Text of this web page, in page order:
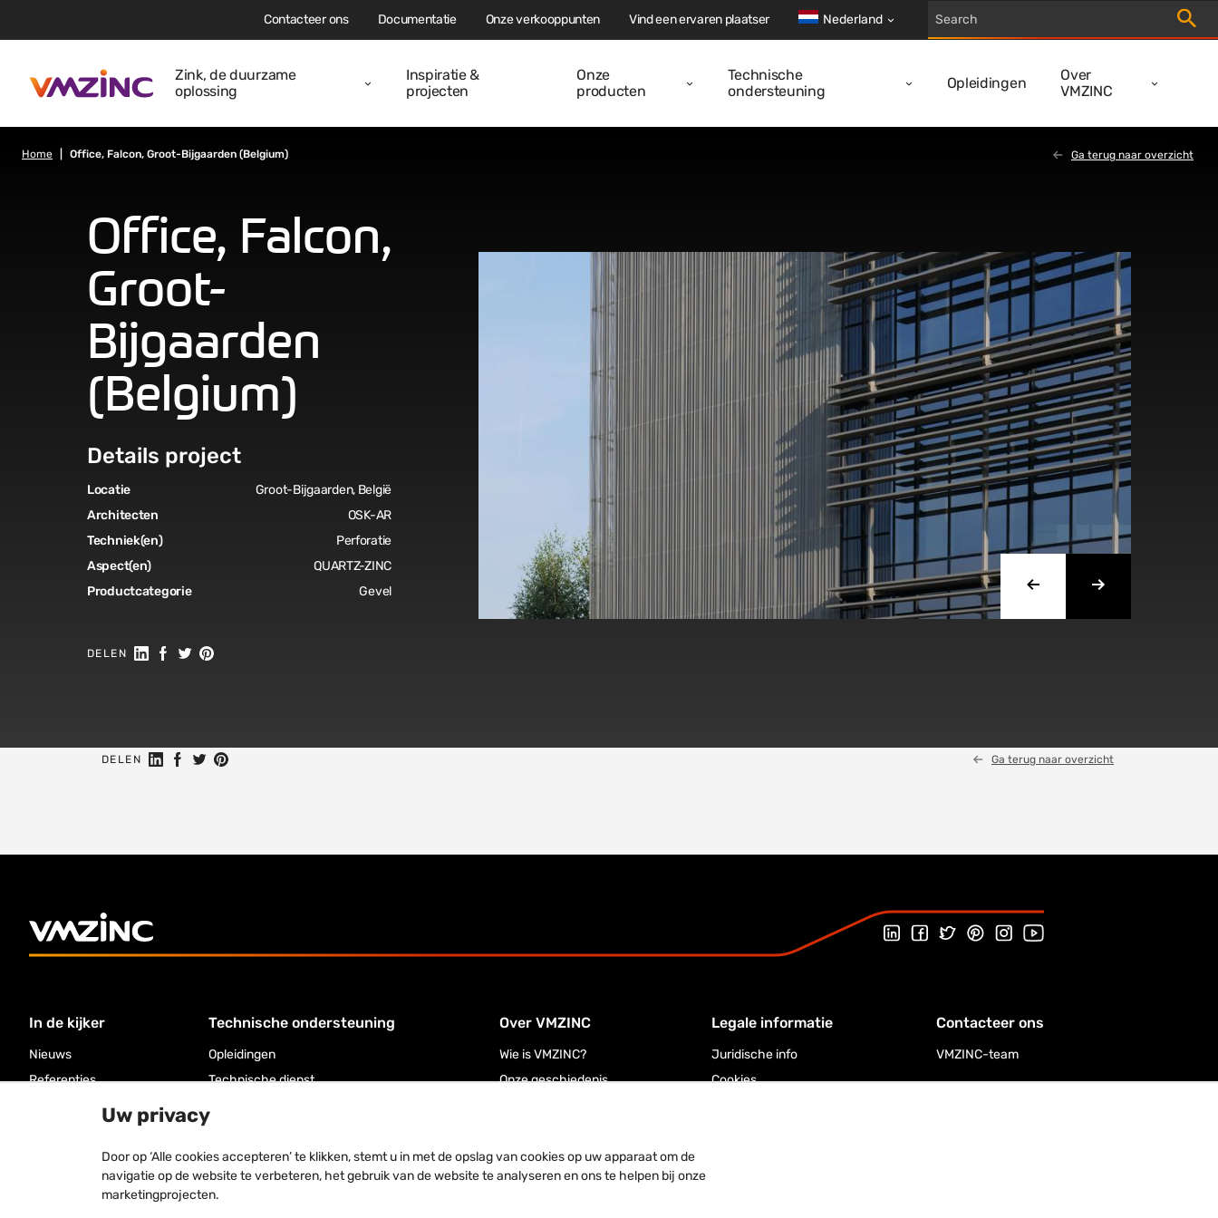
Zink, de duurzame
oplossing
Inspiratie &
projecten
Onze
producten
Technische
ondersteuning
Opleidingen
Over
VMZINC
Contacteer ons Documentatie Onze verkooppunten Vind een ervaren plaatser Nederland
Home Office, Falcon, Groot-Bijgaarden (Belgium) Ga terug naar overzicht
Office, Falcon,
Groot-
Bijgaarden
(Belgium)
Details project
Locatie
Groot-Bijgaarden, België
Architecten
OSK-AR
Techniek(en)
Perforatie
Aspect(en)
QUARTZ-ZINC
Productcategorie
Gevel
DELEN Share on Linkedin
Share on Facebook
Share on Twitter
Share on Pinterest
DELEN Share on Linkedin
Share on Facebook
Share on Twitter
Share on Pinterest Ga terug naar overzicht
Follow us on LinkedIn
Follow us on Facebook
Follow us on Twitter
Follow us on Pinterest
Follow us on Instagram
Visit our Youtube channel
In de kijker
Nieuws
Referenties
Technische ondersteuning
Opleidingen
Technische dienst
Over VMZINC
Wie is VMZINC?
Onze geschiedenis
Legale informatie
Juridische info
Cookies
Contacteer ons
VMZINC-team
Registered trademarks: VM Building Solutions®, VMZINC®, QUARTZ-ZINC®, ANTHRA-ZINC®, PIGMENTO®, AZENGAR®, ADEKA®, PRO-ZINC®, MOZAIK®
Uw privacy
Door op ‘Alle cookies accepteren’ te klikken, stemt u in met de opslag van cookies op uw apparaat om de
navigatie op de website te verbeteren, het gebruik van de website te analyseren en ons te helpen bij onze
marketingprojecten.